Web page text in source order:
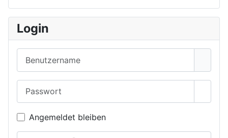
Login
Angemeldet bleiben